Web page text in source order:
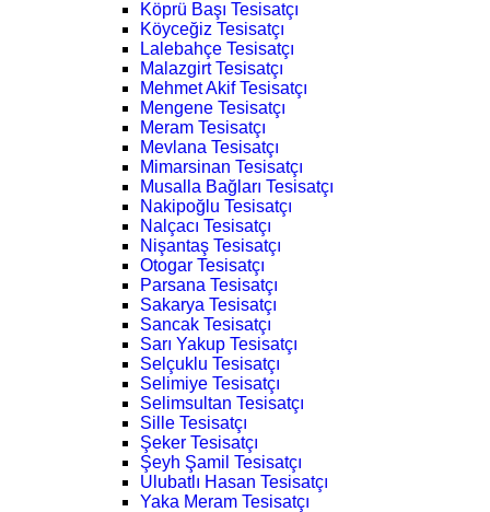
Köprü Başı Tesisatçı
Köyceğiz Tesisatçı
Lalebahçe Tesisatçı
Malazgirt Tesisatçı
Mehmet Akif Tesisatçı
Mengene Tesisatçı
Meram Tesisatçı
Mevlana Tesisatçı
Mimarsinan Tesisatçı
Musalla Bağları Tesisatçı
Nakipoğlu Tesisatçı
Nalçacı Tesisatçı
Nişantaş Tesisatçı
Otogar Tesisatçı
Parsana Tesisatçı
Sakarya Tesisatçı
Sancak Tesisatçı
Sarı Yakup Tesisatçı
Selçuklu Tesisatçı
Selimiye Tesisatçı
Selimsultan Tesisatçı
Sille Tesisatçı
Şeker Tesisatçı
Şeyh Şamil Tesisatçı
Ulubatlı Hasan Tesisatçı
Yaka Meram Tesisatçı